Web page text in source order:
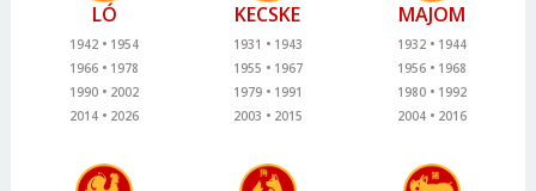
LÓ
1942
1954
1966
1978
1990
2002
2014
2026
KECSKE
1931
1943
1955
1967
1979
1991
2003
2015
MAJOM
1932
1944
1956
1968
1980
1992
2004
2016